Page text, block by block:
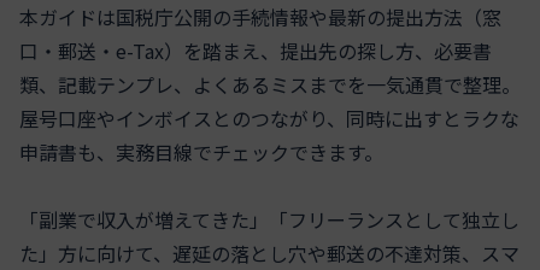
本ガイドは国税庁公開の手続情報や最新の提出方法（窓
口・郵送・e-Tax）を踏まえ、提出先の探し方、必要書
類、記載テンプレ、よくあるミスまでを一気通貫で整理。
屋号口座やインボイスとのつながり、同時に出すとラクな
申請書も、実務目線でチェックできます。
「副業で収入が増えてきた」「フリーランスとして独立し
た」方に向けて、遅延の落とし穴や郵送の不達対策、スマ